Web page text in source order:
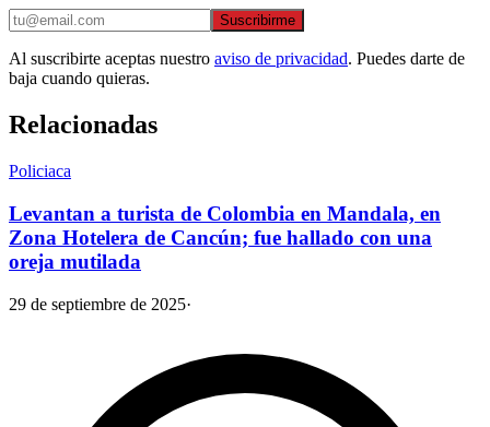
Suscribirme
Al suscribirte aceptas nuestro aviso de privacidad. Puedes darte de
baja cuando quieras.
Relacionadas
Policiaca
Levantan a turista de Colombia en Mandala, en
Zona Hotelera de Cancún; fue hallado con una
oreja mutilada
29 de septiembre de 2025·